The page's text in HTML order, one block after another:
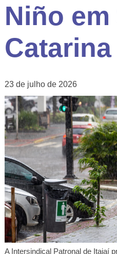
Niño
Catarina
23 de julho de 2026
A Intersindical Patronal de Itajaí